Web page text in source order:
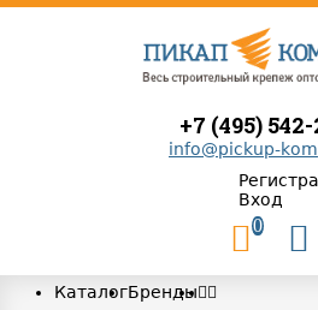
+7 (495)
info@pickup-
Вход
0
КаталогБренды